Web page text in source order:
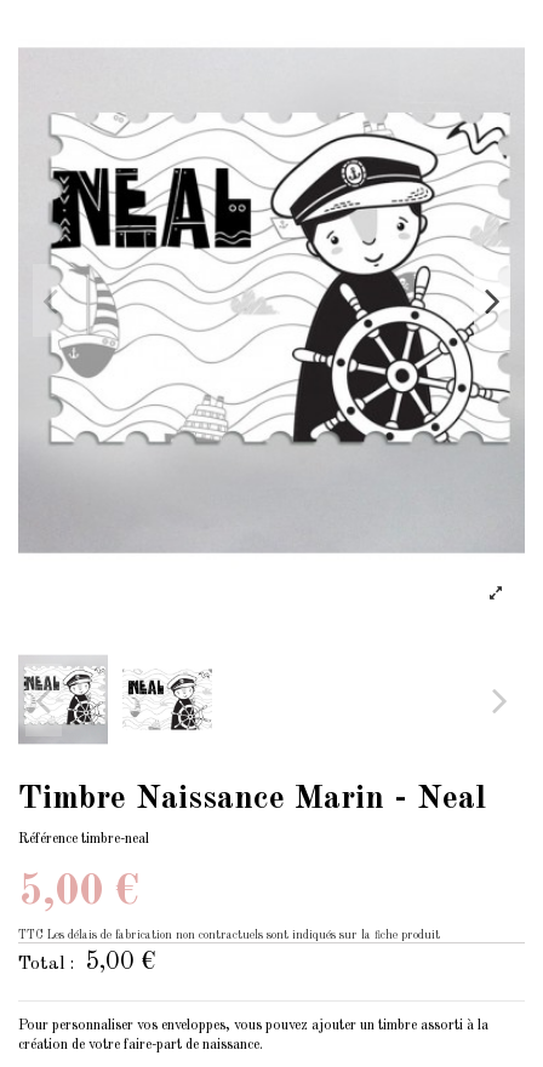
Timbre Naissance Marin - Neal
Référence timbre-neal
5,00 €
TTC Les délais de fabrication non contractuels sont indiqués sur la fiche produit
Total : 5,00 €
Pour personnaliser vos enveloppes, vous pouvez ajouter un timbre assorti à la
création de votre faire-part de naissance.